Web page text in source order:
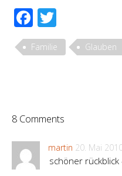
Facebook
Familie Glauben
8 Comments
martin 20. Mai
schöner rückblick